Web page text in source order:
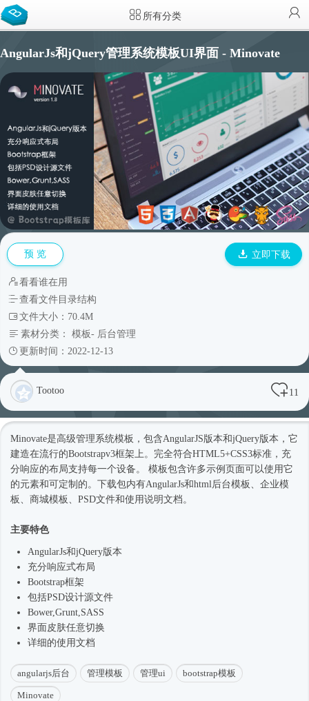
所有分类
AngularJs和jQuery管理系统模板UI界面 - Minovate
预 览 立即下载
看看谁在用
查看文件目录结构
文件大小：70.4M
素材分类： 模板- 后台管理
更新时间：2022-12-13
Tootoo 11
Minovate是高级管理系统模板，包含AngularJS版本和jQuery版本，它
建造在流行的Bootstrapv3框架上。完全符合HTML5+CSS3标准，充
分响应的布局支持每一个设备。 模板包含许多示例页面可以使用它
的元素和可定制的。下载包内有AngularJs和html 后台模板 、企业模
板
、商城模板、PSD文件和使用说明文档。
主要特色
AngularJs和jQuery版本
充分响应式布局
Bootstrap框架
包括PSD设计源文件
Bower,Grunt,SASS
界面皮肤任意切换
详细的使用文档
angularjs后台 管理模板 管理ui bootstrap模板
Minovate